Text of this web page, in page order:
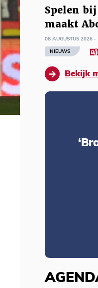
Spelen
maakt
08 AUGUSTUS 2026 -
NIEUWS
Bekijk